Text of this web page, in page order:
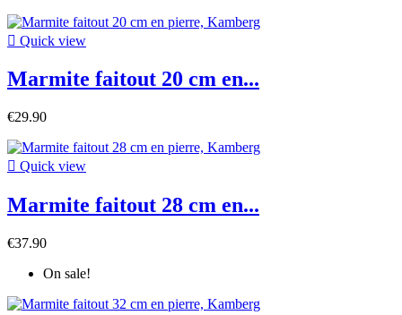
 Quick view
Marmite faitout 20 cm en...
€29.90
 Quick view
Marmite faitout 28 cm en...
€37.90
On sale!